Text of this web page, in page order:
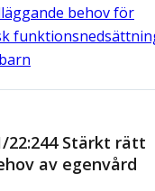
behov för
22:244 Stärkt rätt
av egenvård